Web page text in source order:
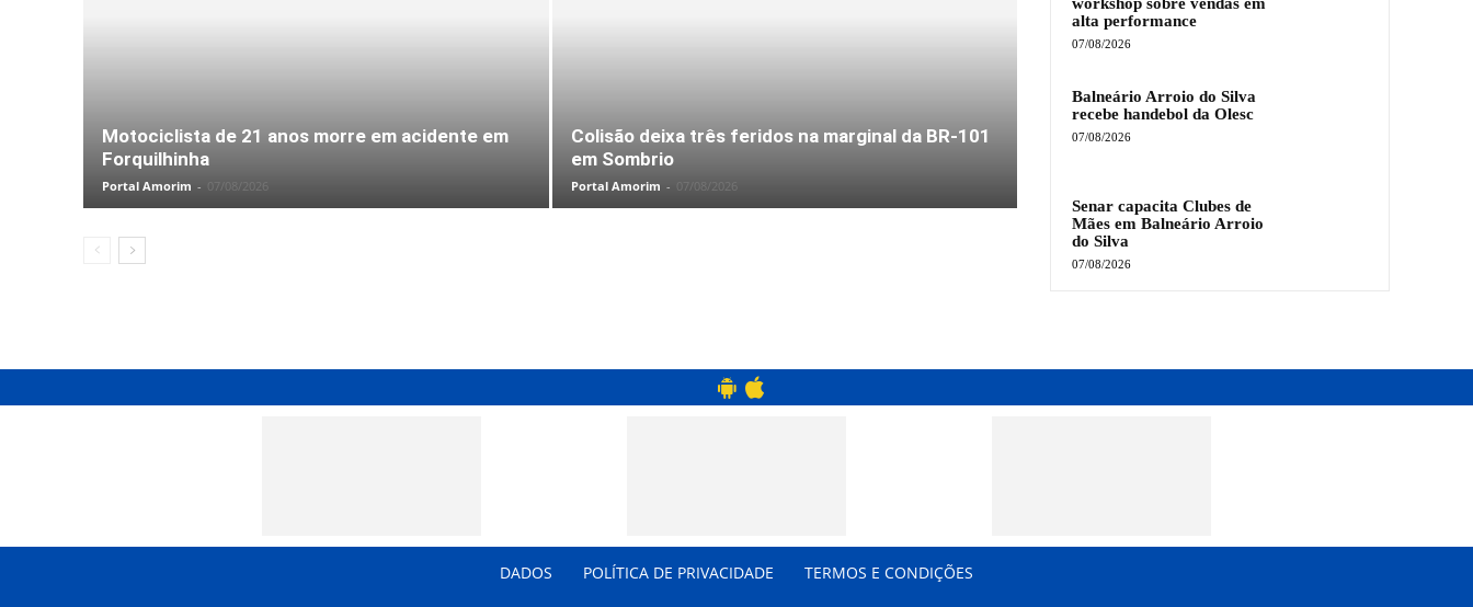
Motociclista de 21 anos morre em acidente em
Forquilhinha
Portal Amorim - 07/08/2026
Colisão deixa três feridos na marginal da BR-101
em Sombrio
Portal Amorim - 07/08/2026
workshop sobre vendas em
alta performance
07/08/2026
Balneário Arroio do Silva
recebe handebol da Olesc
07/08/2026
Senar capacita Clubes de
Mães em Balneário Arroio
do Silva
07/08/2026
DADOS POLÍTICA DE PRIVACIDADE TERMOS E CONDIÇÕES